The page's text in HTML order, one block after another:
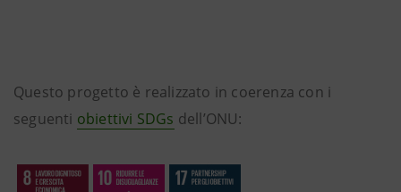
Questo progetto è realizzato in coerenza con i
seguenti obiettivi SDGs dell’ONU: